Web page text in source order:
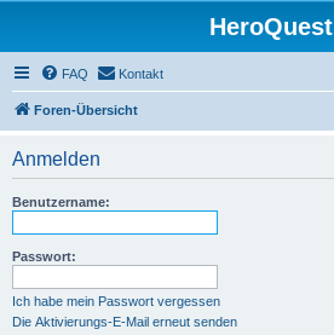
HeroQuest
FAQ Kontakt
Foren-Übersicht
Anmelden
Benutzername:
Passwort:
Ich habe mein Passwort vergessen
Die Aktivierungs-E-Mail erneut senden